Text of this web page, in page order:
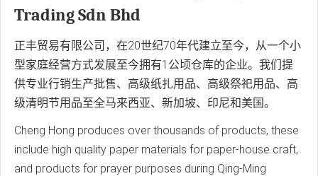
Trading Sdn Bhd
正丰贸易有限公司，在20世纪70年代建立至今，从一个小
型家庭经营方式发展至今拥有1公顷仓库的企业。我们提
供专业行销生产批售、高级纸扎用品、高级祭祀用品、高
级清明节用品至全马来西亚、新加坡、印尼和美国。
Cheng Hong produces over thousands of products, these
include high quality paper materials for paper-house craft,
and products for prayer purposes during Qing-Ming